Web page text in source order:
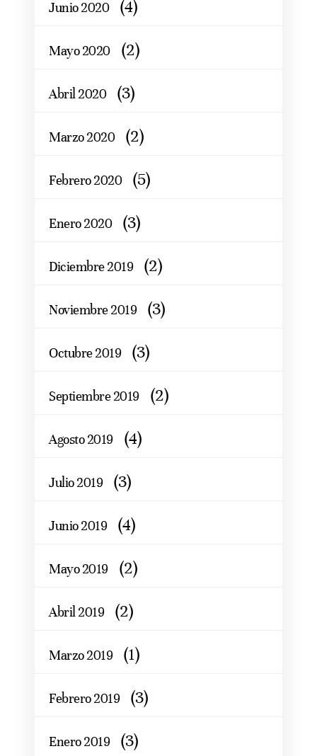
Junio 2020 (4)
Mayo 2020 (2)
Abril 2020 (3)
Marzo 2020 (2)
Febrero 2020 (5)
Enero 2020 (3)
Diciembre 2019 (2)
Noviembre 2019 (3)
Octubre 2019 (3)
Septiembre 2019 (2)
Agosto 2019 (4)
Julio 2019 (3)
Junio 2019 (4)
Mayo 2019 (2)
Abril 2019 (2)
Marzo 2019 (1)
Febrero 2019 (3)
Enero 2019 (3)